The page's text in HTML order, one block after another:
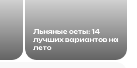
Льняные сеты: 14
лучших вариантов на
лето